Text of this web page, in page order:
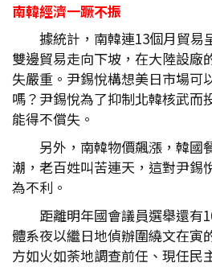
南韓經濟一蹶不振
據統計，南韓連13個月貿易
雙邊貿易走向下坡，在大陸設廠
失嚴重。尹錫悅構想美日市場可
嗎？尹錫悅為了抑制北韓核武而
能得不償失。
另外，南韓物價飆漲，韓國
潮，老百姓叫苦連天，這對尹錫
為不利。
距離明年國會議員選舉還有
體系夜以繼日地偵辦圍繞文在寅
方如火如荼地調查前任、現任民